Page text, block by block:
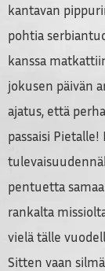
kantavan
pohtia
kanssa
jokusen päivän
ajatus, että
passaisi Pietalle!
pentuetta
rankalta
vielä tälle
Sitten vaan